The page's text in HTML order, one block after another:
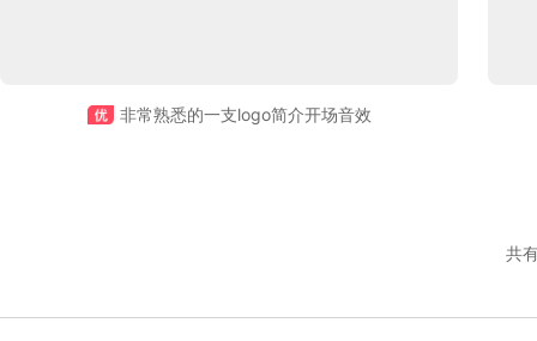
非常熟悉的一支logo简介开场音效
共